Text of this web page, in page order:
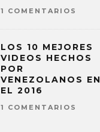
1 COMENTARIOS
LOS 10 MEJORES
VIDEOS HECHOS
POR
VENEZOLANOS EN
EL 2016
1 COMENTARIOS